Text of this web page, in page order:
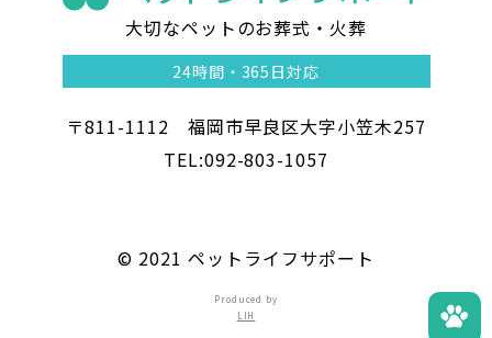
ッ
ト
大切なペットのお葬式・火葬
24時間・ 365日対応
〒811-1112 福岡市早良区大字小笠木257
TEL:092-803-1057
©︎ 2021 ペットライフサポート
Produced by
LIH